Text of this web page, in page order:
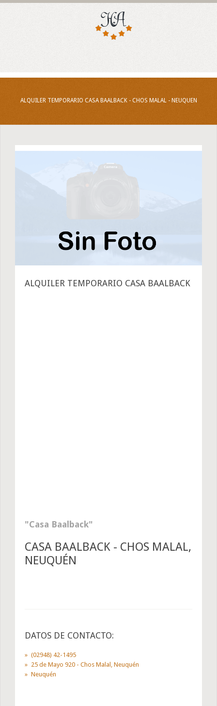
ALQUILER TEMPORARIO CASA BAALBACK - CHOS MALAL - NEUQUEN
ALQUILER TEMPORARIO CASA BAALBACK
Casa Baalback
CASA BAALBACK - CHOS MALAL,
NEUQUÉN
DATOS DE CONTACTO:
(02948) 42-1495
25 de Mayo 920 - Chos Malal, Neuquén
Neuquén